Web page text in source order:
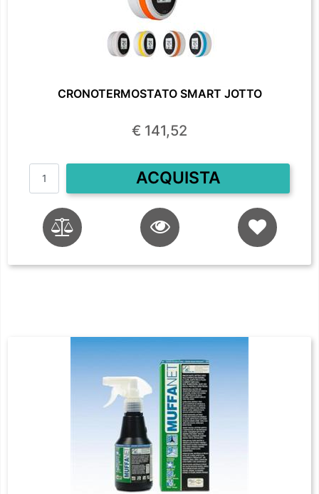
CRONOTERMOSTATO SMART JOTTO
€ 141,52
Quantità
ACQUISTA